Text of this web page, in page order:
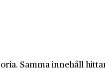
Samma innehåll